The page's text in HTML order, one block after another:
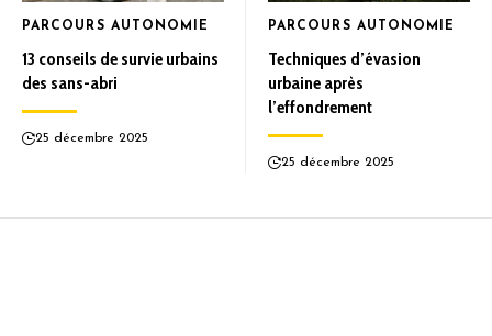
PARCOURS AUTONOMIE
13 conseils de survie urbains
des sans-abri
25 décembre 2025
PARCOURS AUTONOMIE
Techniques d’évasion
urbaine après
l’effondrement
25 décembre 2025